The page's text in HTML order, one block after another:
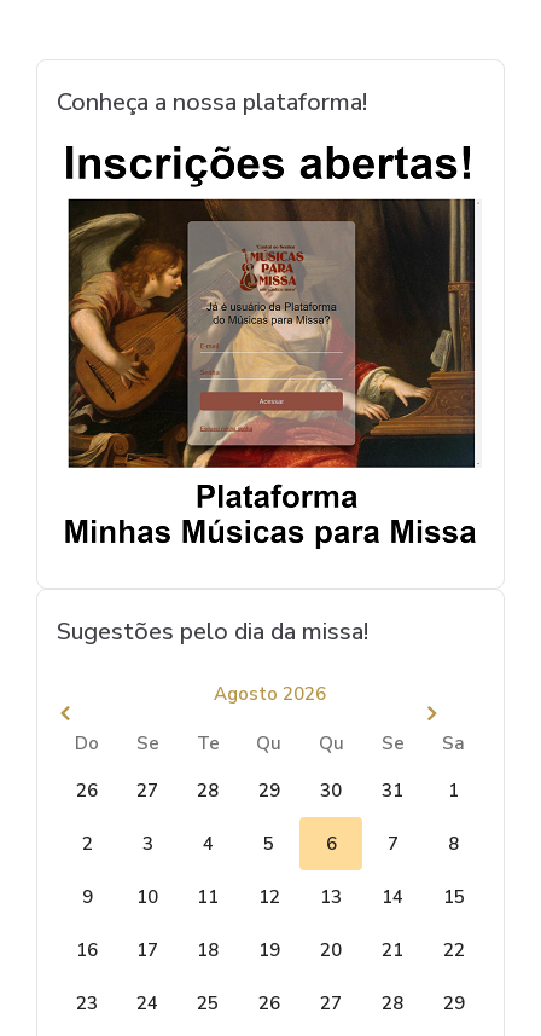
Conheça a nossa plataforma!
Sugestões pelo dia da missa!
Agosto 2026
Do Se Te Qu Qu Se
Sa
26
27 28 29 30 31 1
2 3 4 5 6 7 8
9 10 11 12 13 14 15
16 17 18 19 20 21 22
23 24 25 26 27 28 29